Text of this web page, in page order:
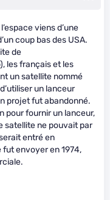
viens d’une
coup bas des USA.
de
les français et les
un satellite nommé
un lanceur
projet fut abandonné.
pour fournir un lanceur,
satellite ne pouvait par
entré en
envoyer en 1974,